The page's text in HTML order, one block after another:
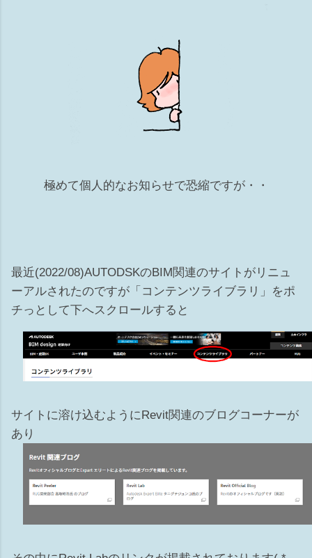
カテゴリ]タブ ※このダイアログがグレーアウトして編集不可
の場合は、ビューテンプレート側でコントロールされていま
す。 2 ビュー範囲から外れている 殆んどのモデルはビュー
の②切断面～③下（④ビューの奥行き）の間にあれば表示され
る カテゴリにより一部例外もあります ビュー範囲の切断面よ
り上部にある要素でも、カテゴリによっては表示される 表示
が外れている 4 フィルタで非表示にしている ビューごとに
は選択できません 非表示の解除の仕方 ...
極めて個人的なお知らせで恐縮ですが・・
最近(2022/08)AUTODSKのBIM関連のサイトがリニュ
ーアルされたのですが「コンテンツライブラリ」をポ
チっとして下へスクロールすると
サイトに溶け込むようにRevit関連のブログコーナーが
あり